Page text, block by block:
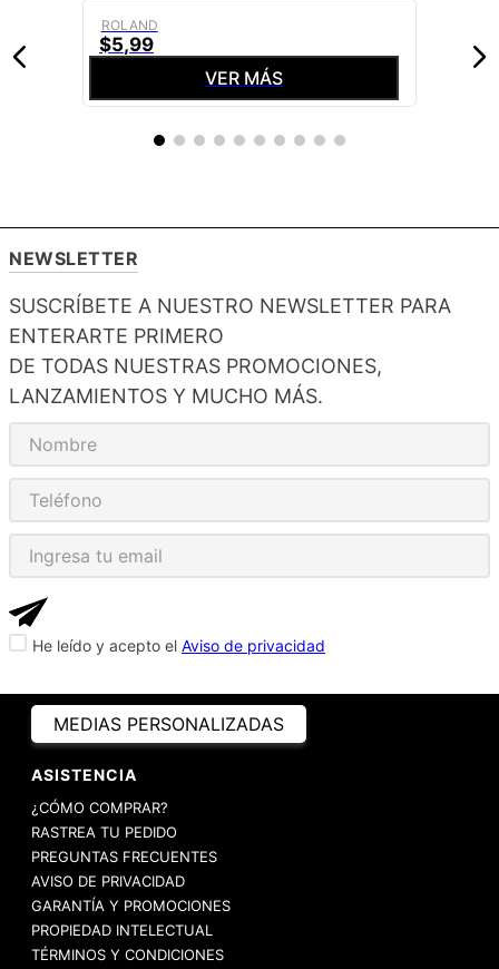
ROLAND
$5,99
VER MÁS
NEWSLETTER
SUSCRÍBETE A NUESTRO NEWSLETTER PARA
ENTERARTE PRIMERO
DE TODAS NUESTRAS PROMOCIONES,
LANZAMIENTOS Y MUCHO MÁS.
He leído y acepto el Aviso de privacidad
MEDIAS PERSONALIZADAS
ASISTENCIA
¿CÓMO COMPRAR?
RASTREA TU PEDIDO
PREGUNTAS FRECUENTES
AVISO DE PRIVACIDAD
GARANTÍA Y PROMOCIONES
PROPIEDAD INTELECTUAL
TÉRMINOS Y CONDICIONES